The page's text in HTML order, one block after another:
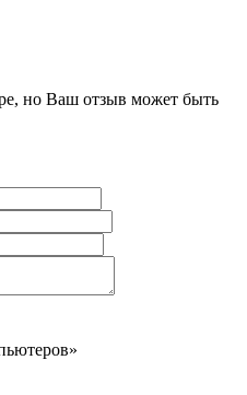
но Ваш отзыв может быть